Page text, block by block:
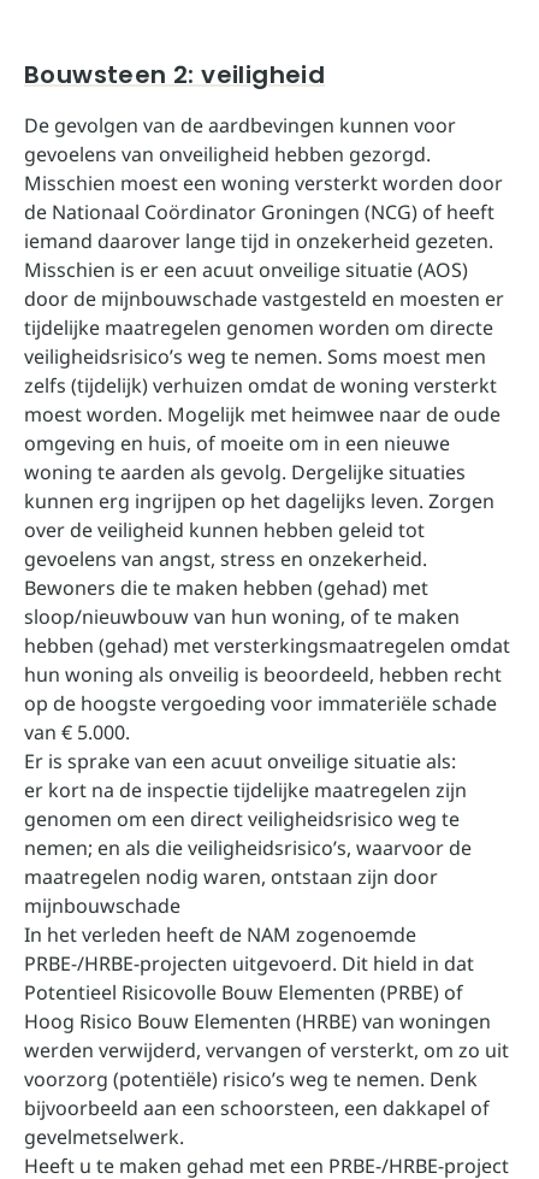
Bouwsteen 2: veiligheid
De gevolgen van de aardbevingen kunnen voor
gevoelens van onveiligheid hebben gezorgd.
Misschien moest een woning versterkt worden door
de Nationaal Coördinator Groningen (NCG) of heeft
iemand daarover lange tijd in onzekerheid gezeten.
Misschien is er een acuut onveilige situatie (AOS)
door de mijnbouwschade vastgesteld en moesten er
tijdelijke maatregelen genomen worden om directe
veiligheidsrisico’s weg te nemen. Soms moest men
zelfs (tijdelijk) verhuizen omdat de woning versterkt
moest worden. Mogelijk met heimwee naar de oude
omgeving en huis, of moeite om in een nieuwe
woning te aarden als gevolg. Dergelijke situaties
kunnen erg ingrijpen op het dagelijks leven. Zorgen
over de veiligheid kunnen hebben geleid tot
gevoelens van angst, stress en onzekerheid.
Bewoners die te maken hebben (gehad) met
sloop/nieuwbouw van hun woning, of te maken
hebben (gehad) met versterkingsmaatregelen omdat
hun woning als onveilig is beoordeeld, hebben recht
op de hoogste vergoeding voor immateriële schade
van € 5.000.
Er is sprake van een acuut onveilige situatie als:
er kort na de inspectie tijdelijke maatregelen zijn
genomen om een direct veiligheidsrisico weg te
nemen; en als die veiligheidsrisico’s, waarvoor de
maatregelen nodig waren, ontstaan zijn door
mijnbouwschade
In het verleden heeft de NAM zogenoemde
PRBE-/HRBE-projecten uitgevoerd. Dit hield in dat
Potentieel Risicovolle Bouw Elementen (PRBE) of
Hoog Risico Bouw Elementen (HRBE) van woningen
werden verwijderd, vervangen of versterkt, om zo uit
voorzorg (potentiële) risico’s weg te nemen. Denk
bijvoorbeeld aan een schoorsteen, een dakkapel of
gevelmetselwerk.
Heeft u te maken gehad met een PRBE-/HRBE-project